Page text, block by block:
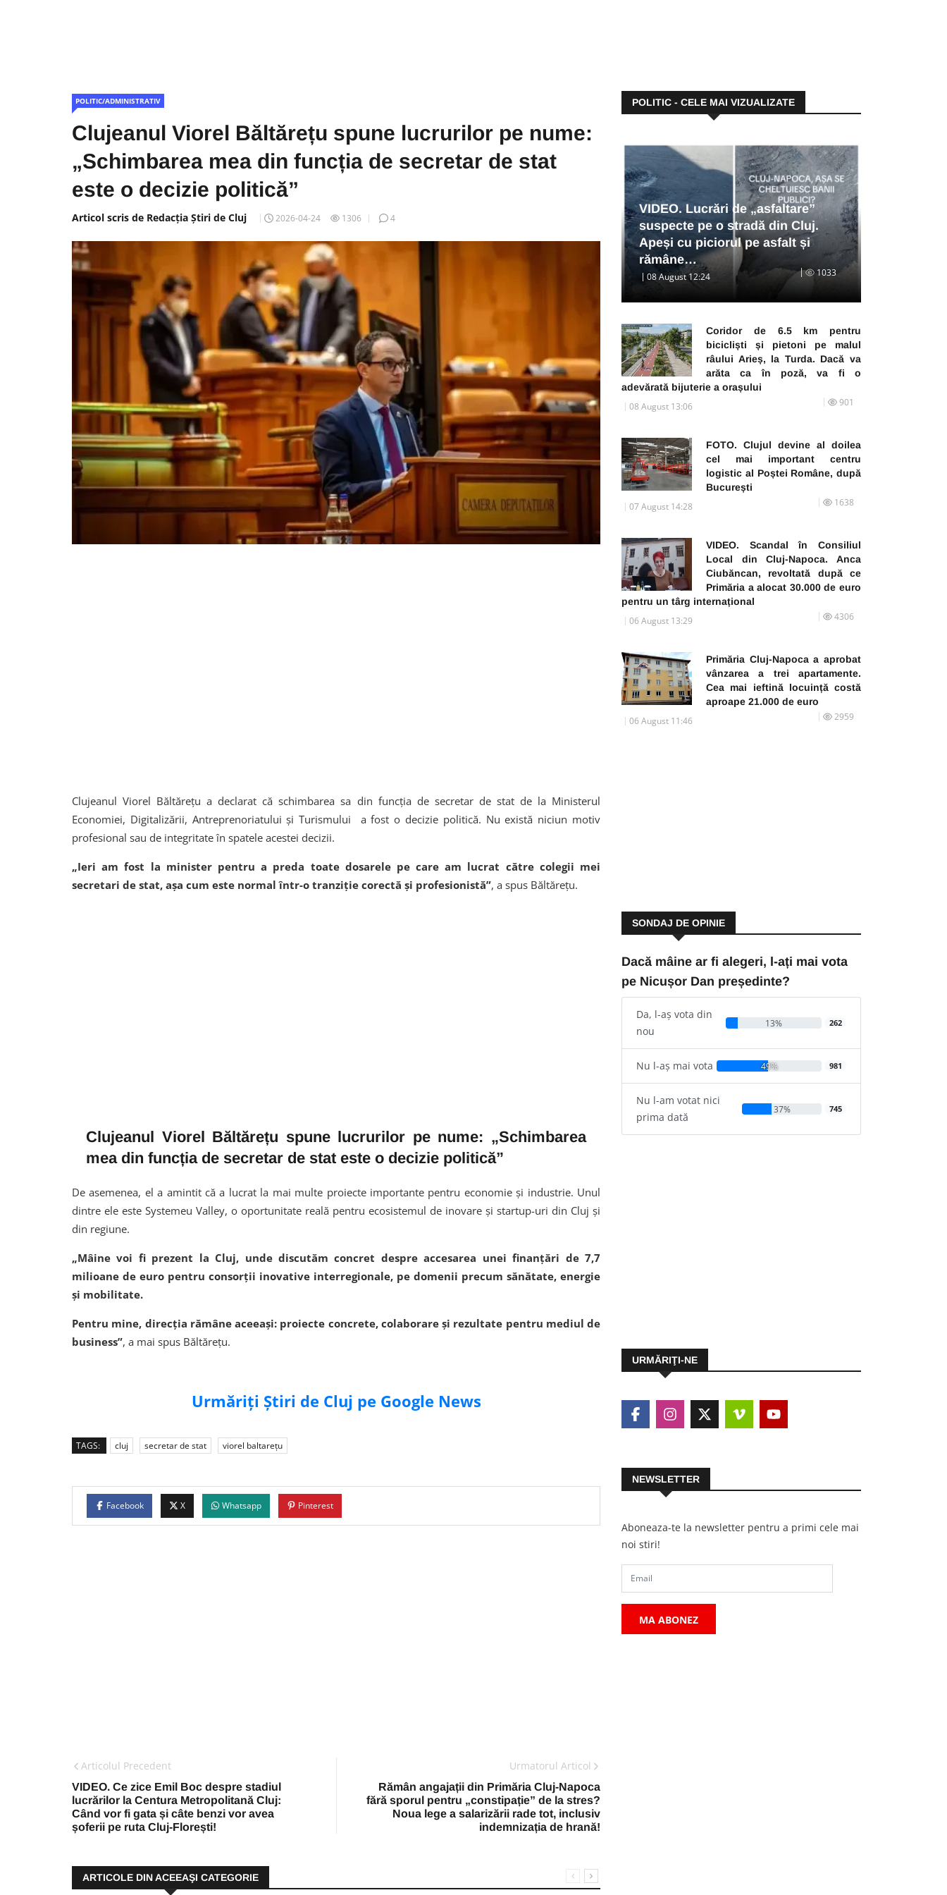
POLITIC/ADMINISTRATIV
Clujeanul Viorel Băltărețu spune lucrurilor pe nume:
„Schimbarea mea din funcția de secretar de stat
este o decizie politică”
Articol scris de Redacția Știri de Cluj 2026-04-24 1306 4
Clujeanul Viorel Băltărețu a declarat că schimbarea sa din funcția de secretar de stat de la Ministerul
Economiei, Digitalizării, Antreprenoriatului și Turismului a fost o decizie politică. Nu există niciun motiv
profesional sau de integritate în spatele acestei decizii.
„Ieri am fost la minister pentru a preda toate dosarele pe care am lucrat către colegii mei
secretari de stat, așa cum este normal într-o tranziție corectă și profesionistă”, a spus Băltărețu.
Clujeanul Viorel Băltărețu spune lucrurilor pe nume: „Schimbarea
mea din funcția de secretar de stat este o decizie politică”
De asemenea, el a amintit că a lucrat la mai multe proiecte importante pentru economie și industrie. Unul
dintre ele este Systemeu Valley, o oportunitate reală pentru ecosistemul de inovare și startup-uri din Cluj și
din regiune.
„Mâine voi fi prezent la Cluj, unde discutăm concret despre accesarea unei finanțări de 7,7
milioane de euro pentru consorții inovative interregionale, pe domenii precum sănătate, energie
și mobilitate.
Pentru mine, direcția rămâne aceeași: proiecte concrete, colaborare și rezultate pentru mediul de
business”, a mai spus Băltărețu.
Urmăriți Știri de Cluj pe Google News
TAGS: cluj secretar de stat viorel baltarețu
Facebook X Whatsapp Pinterest
Articolul Precedent
VIDEO. Ce zice Emil Boc despre stadiul
lucrărilor la Centura Metropolitană Cluj:
Când vor fi gata și câte benzi vor avea
șoferii pe ruta Cluj-Florești!
Urmatorul Articol
Rămân angajații din Primăria Cluj-Napoca
fără sporul pentru „constipație” de la stres?
Noua lege a salarizării rade tot, inclusiv
indemnizația de hrană!
ARTICOLE DIN ACEEAŞI CATEGORIE
POLITIC - CELE MAI VIZUALIZATE
VIDEO. Lucrări de „asfaltare”
suspecte pe o stradă din Cluj.
Apeși cu piciorul pe asfalt și
rămâne…
08 August 12:24 1033
Coridor de 6.5 km pentru
bicicliști și pietoni pe malul
râului Arieș, la Turda. Dacă va
arăta ca în poză, va fi o
adevărată bijuterie a orașului
08 August 13:06 901
FOTO. Clujul devine al doilea
cel mai important centru
logistic al Poștei Române, după
București
07 August 14:28 1638
VIDEO. Scandal în Consiliul
Local din Cluj-Napoca. Anca
Ciubăncan, revoltată după ce
Primăria a alocat 30.000 de euro
pentru un târg internațional
06 August 13:29 4306
Primăria Cluj-Napoca a aprobat
vânzarea a trei apartamente.
Cea mai ieftină locuință costă
aproape 21.000 de euro
06 August 11:46 2959
SONDAJ DE OPINIE
Dacă mâine ar fi alegeri, l-ați mai vota
pe Nicușor Dan președinte?
Da, l-aș vota din
nou
13% 262
Nu l-aș mai vota 49% 981
Nu l-am votat nici
prima dată
37% 745
URMĂRIŢI-NE
NEWSLETTER
Aboneaza-te la newsletter pentru a primi cele mai
noi stiri!
MA ABONEZ